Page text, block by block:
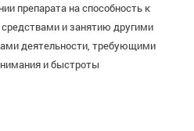
препарата на способность к
и занятию другими
деятельности, требующими
и быстроты